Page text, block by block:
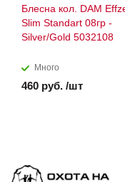
Блесна кол. DAM
Slim Standart 08гр -
Silver/Gold 5032108
Много
460 руб. /шт